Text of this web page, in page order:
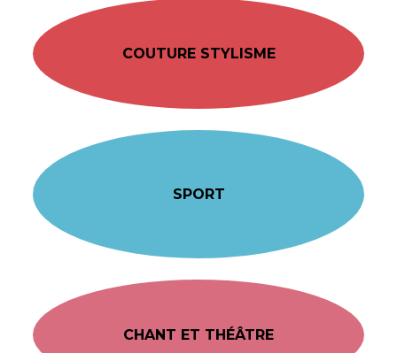
COUTURE STYLISME
SPORT
CHANT ET THÉÂTRE